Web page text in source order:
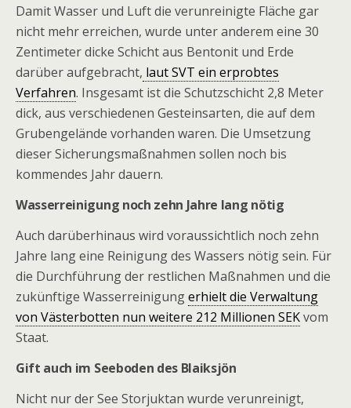
Damit Wasser und Luft die verunreinigte Fläche gar
nicht mehr erreichen, wurde unter anderem eine 30
Zentimeter dicke Schicht aus Bentonit und Erde
darüber aufgebracht, laut SVT ein erprobtes
Verfahren. Insgesamt ist die Schutzschicht 2,8 Meter
dick, aus verschiedenen Gesteinsarten, die auf dem
Grubengelände vorhanden waren. Die Umsetzung
dieser Sicherungsmaßnahmen sollen noch bis
kommendes Jahr dauern.
Wasserreinigung noch zehn Jahre lang nötig
Auch darüberhinaus wird voraussichtlich noch zehn
Jahre lang eine Reinigung des Wassers nötig sein. Für
die Durchführung der restlichen Maßnahmen und die
zukünftige Wasserreinigungerhielt die Verwaltung
von Västerbotten nun weitere 212 Millionen SEKvom
Staat.
Gift auch im Seeboden des Blaiksjön
Nicht nur der See Storjuktan wurde verunreinigt,